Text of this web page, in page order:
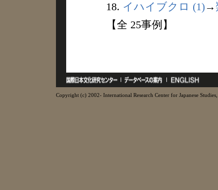
18. イハイブクロ (1)→
【全 25事例】
Copyright (c) 2002- International Research Center for Japanese